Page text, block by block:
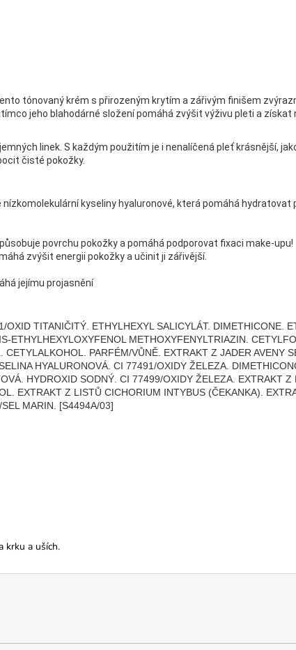
tónovaný krém s přirozeným krytím a zářivým finišem
jeho blahodárné složení pomáhá zvýšit výživu pleti a
linek. S každým použitím je i nenalíčená pleť krásnější,
čisté pokožky.
kyseliny hyaluronové, která pomáhá hydratovat
povrchu pokožky a pomáhá podporovat fixaci make-upu!
zvýšit energii pokožky a učinit ji zářivější.
jejímu projasnění
TITANIČITÝ. ETHYLHEXYL SALICYLÁT. DIMETHICONE.
ETHYLHEXYLOXYFENOL METHOXYFENYLTRIAZIN.
PARFÉM/VŮNĚ. EXTRAKT Z JADER AVENY
HYALURONOVÁ. CI 77491/OXIDY ŽELEZA.
HYDROXID SODNÝ. CI 77499/OXIDY ŽELEZA. EXTRAKT Z
EXTRAKT Z LISTŮ CICHORIUM INTYBUS (ČEKANKA).
MARIN. [S4494A/03]
krku a uších.